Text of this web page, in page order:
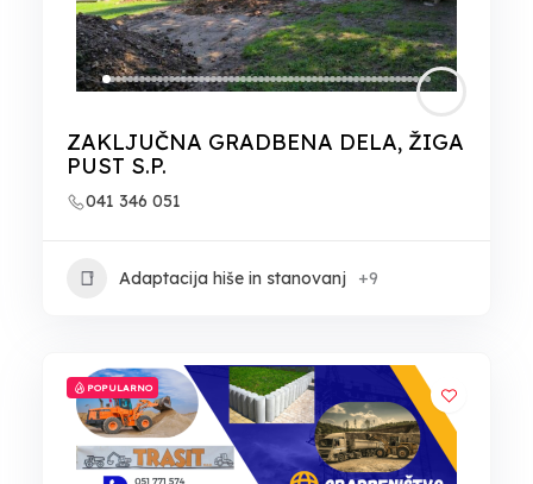
ZAKLJUČNA GRADBENA DELA, ŽIGA
PUST S.P.
041 346 051
Adaptacija hiše in stanovanj +9
POPULARNO